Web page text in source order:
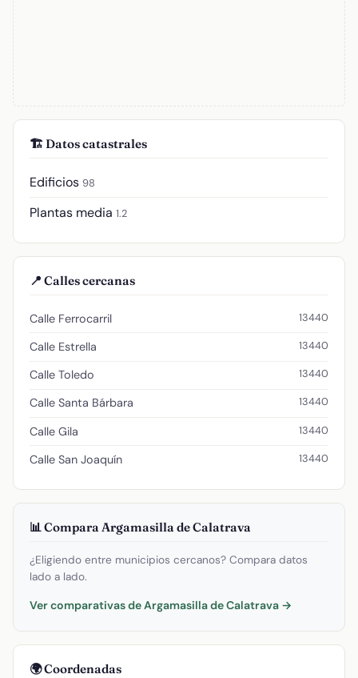
🏗️ Datos catastrales
Edificios 98
Plantas media 1.2
📍 Calles cercanas
Calle Ferrocarril 13440
Calle Estrella 13440
Calle Toledo 13440
Calle Santa Bárbara 13440
Calle Gila 13440
Calle San Joaquín 13440
📊 Compara Argamasilla de Calatrava
¿Eligiendo entre municipios cercanos? Compara datos
lado a lado.
Ver comparativas de Argamasilla de Calatrava →
🌍 Coordenadas